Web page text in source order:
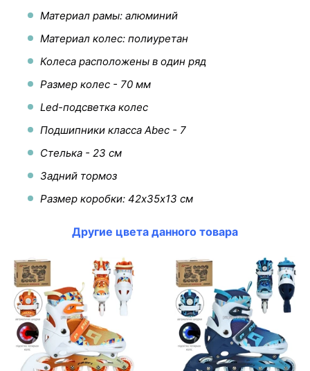
Материал рамы: алюминий
Материал колес: полиуретан
Колеса расположены в один ряд
Размер колес - 70 мм
Led-подсветка колес
Подшипники класса Abec - 7
Стелька - 23 см
Задний тормоз
Размер коробки: 42х35х13 см
Другие цвета данного товара